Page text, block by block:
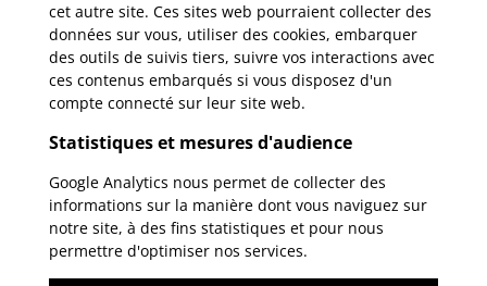
cet autre site. Ces sites web pourraient collecter des
données sur vous, utiliser des cookies, embarquer
des outils de suivis tiers, suivre vos interactions avec
ces contenus embarqués si vous disposez d'un
compte connecté sur leur site web.
Statistiques et mesures d'audience
Google Analytics nous permet de collecter des
informations sur la manière dont vous naviguez sur
notre site, à des fins statistiques et pour nous
permettre d'optimiser nos services.